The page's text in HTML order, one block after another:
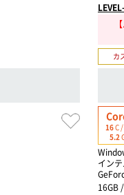
カ
16C /
5.2
イン
16GB